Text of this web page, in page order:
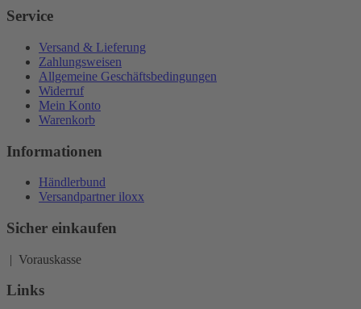
Service
Versand & Lieferung
Zahlungsweisen
Allgemeine Geschäftsbedingungen
Widerruf
Mein Konto
Warenkorb
Informationen
Händlerbund
Versandpartner iloxx
Sicher einkaufen
| Vorauskasse
Links